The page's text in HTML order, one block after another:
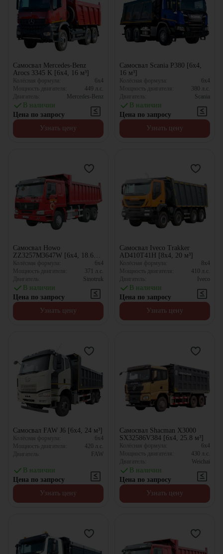
Самосвал Mercedes-Benz
Arocs 3345 K [6x4, 16 м³]
Колёсная формула:
6x4
Мощность двигателя:
449 л.с.
Двигатель:
Mercedes-Benz
В наличии
Цена по запросу
Узнать цену
Самосвал Scania P380 [6x4,
16 м³]
Колёсная формула:
6x4
Мощность двигателя:
380 л.с.
Двигатель:
Scania
В наличии
Цена по запросу
Узнать цену
Самосвал Howo
ZZ3257M3647W [6x4, 18.63
м³]
Колёсная формула:
6x4
Мощность двигателя:
371 л.с.
Двигатель:
Sinotruk
В наличии
Цена по запросу
Узнать цену
Самосвал Iveco Trakker
AD410T41H [8x4, 20 м³]
Колёсная формула:
8x4
Мощность двигателя:
410 л.с.
Двигатель:
Iveco
В наличии
Цена по запросу
Узнать цену
Самосвал FAW J6 [6x4, 24 м³]
Колёсная формула:
6x4
Мощность двигателя:
420 л.с.
Двигатель:
FAW
В наличии
Цена по запросу
Узнать цену
Самосвал Shacman X3000
SX32586V384 [6x4, 25.8 м³]
Колёсная формула:
6x4
Мощность двигателя:
430 л.с.
Двигатель:
Weichai
В наличии
Цена по запросу
Узнать цену